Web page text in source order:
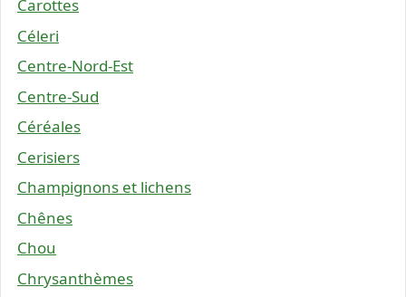
Carottes
Céleri
Centre-Nord-Est
Centre-Sud
Céréales
Cerisiers
Champignons et lichens
Chênes
Chou
Chrysanthèmes